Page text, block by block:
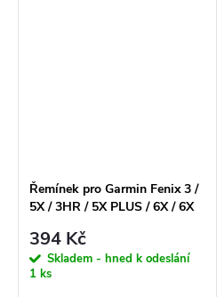
Řemínek pro Garmin Fenix 3 /
5X / 3HR / 5X PLUS / 6X / 6X
Iconband Black
394 Kč
Skladem - hned k odeslání
1 ks